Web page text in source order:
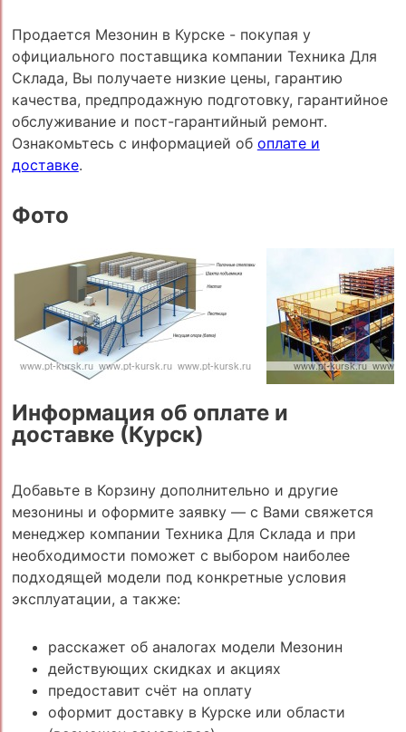
Продается Мезонин в Курске - покупая у
официального поставщика компании Техника Для
Склада, Вы получаете низкие цены, гарантию
качества, предпродажную подготовку, гарантийное
обслуживание и пост-гарантийный ремонт.
Ознакомьтесь с информацией об оплате и
доставке.
Фото
Информация об оплате и
доставке (Курск)
Добавьте в Корзину дополнительно и другие
мезонины и оформите заявку — с Вами свяжется
менеджер компании Техника Для Склада и при
необходимости поможет с выбором наиболее
подходящей модели под конкретные условия
эксплуатации, а также:
расскажет об аналогах модели Мезонин
действующих скидках и акциях
предоставит счёт на оплату
оформит доставку в Курске или области